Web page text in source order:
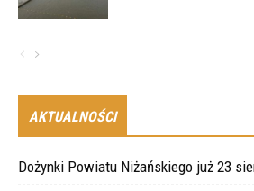
AKTUALNOŚCI
Dożynki Powiatu Niżańskiego już 23